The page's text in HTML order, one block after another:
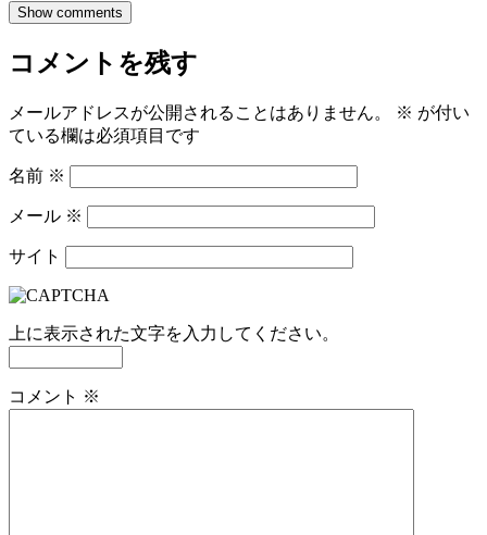
Show comments
コメントを残す
メールアドレスが公開されることはありません。 ※ が付い
ている欄は必須項目です
名前 ※
メール ※
サイト
上に表示された文字を入力してください。
コメント ※